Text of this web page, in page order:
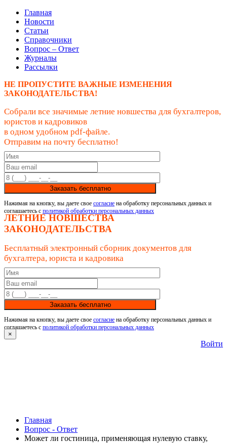
Главная
Новости
Статьи
Справочники
Вопрос – Ответ
Журналы
Рассылки
НЕ ПРОПУСТИТЕ ВАЖНЫЕ ИЗМЕНЕНИЯ
ЗАКОНОДАТЕЛЬСТВА!
Собрали все значимые летние новшества для бухгалтеров,
юристов и кадровиков
в одном удобном pdf-файле.
Отправим на почту бесплатно!
Заказать бесплатно
Нажимая на кнопку, вы даете свое согласие на обработку персональных данных и
соглашаетесь с политикой обработки персональных данных
ЛЕТНИЕ НОВШЕСТВА
ЗАКОНОДАТЕЛЬСТВА
Бесплатный электронный сборник документов для
бухгалтера, юриста и кадровика
Заказать бесплатно
Нажимая на кнопку, вы даете свое согласие на обработку персональных данных и
соглашаетесь с политикой обработки персональных данных
×
Войти
Главная
Вопрос - Ответ
Может ли гостиница, применяющая нулевую ставку,